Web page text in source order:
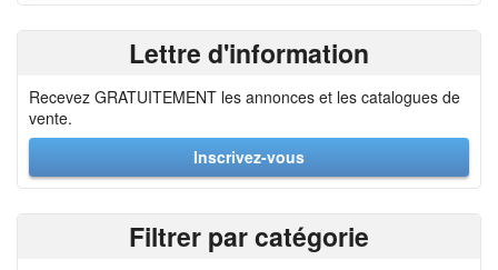
Lettre d'information
Recevez GRATUITEMENT les annonces et les catalogues de
vente.
Inscrivez-vous
Filtrer par catégorie